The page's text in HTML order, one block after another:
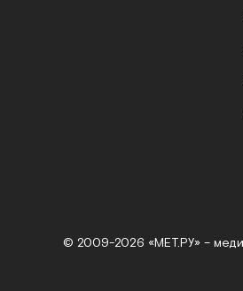
© 2009-2026 «МЕТ.РУ» –